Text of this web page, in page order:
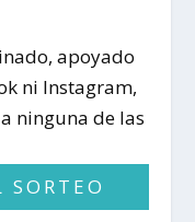
apoyado
ni Instagram,
ninguna de las
SORTEO